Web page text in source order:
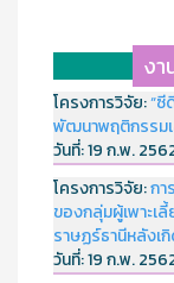
งา
โครงการวิจัย:“ซี
พัฒนาพฤติกรรม
วันที่:19 ก.พ.
โครงการวิจัย:กา
ของกลุ่มผู้เพาะเ
ราษฏร์ธานีหลัง
วันที่:19 ก.พ.